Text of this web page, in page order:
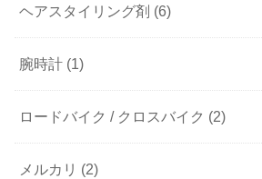
ヘアスタイリング剤 (6)
腕時計 (1)
ロードバイク / クロスバイク (2)
メルカリ (2)